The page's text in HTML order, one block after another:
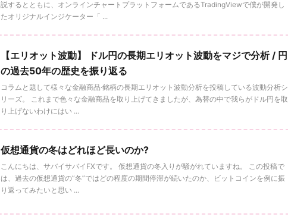
説するとともに、オンラインチャートプラットフォームであるTradingViewで僕が開発し
たオリジナルインジケーター「 ...
【エリオット波動】 ドル円の長期エリオット波動をマジで分析 / 円
の過去50年の歴史を振り返る
コラムと題して様々な金融商品·銘柄の長期エリオット波動分析を投稿している波動分析シ
リーズ。 これまで色々な金融商品を取り上げてきましたが、為替の中で我らがドル円を取
り上げないわけにはい ...
仮想通貨の冬はどれほど長いのか?
こんにちは、サバイサバイFXです。 仮想通貨の冬入りが騒がれていますね。 この投稿で
は、過去の仮想通貨の”冬”ではどの程度の期間停滞が続いたのか、ビットコインを例に振
り返ってみたいと思い ...